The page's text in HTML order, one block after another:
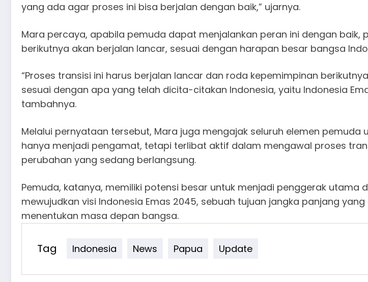
yang ada agar proses ini bisa berjalan dengan baik,” ujarnya.
Mara percaya, apabila pemuda dapat menjalankan peran ini dengan baik,
berikutnya akan berjalan lancar, sesuai dengan harapan besar bangsa
“Proses transisi ini harus berjalan lancar dan roda kepemimpinan
sesuai dengan apa yang telah dicita-citakan Indonesia, yaitu Indonesia
tambahnya.
Melalui pernyataan tersebut, Mara juga mengajak seluruh elemen pemuda
hanya menjadi pengamat, tetapi terlibat aktif dalam mengawal proses
perubahan yang sedang berlangsung.
Pemuda, katanya, memiliki potensi besar untuk menjadi penggerak utama
mewujudkan visi Indonesia Emas 2045, sebuah tujuan jangka panjang yang
menentukan masa depan bangsa.
Tag Indonesia News Papua Update